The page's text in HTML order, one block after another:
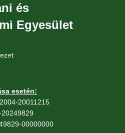
és
Egyesület
esetén:
20011215
00000000